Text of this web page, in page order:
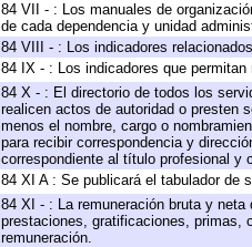
84 VII - : Los manuales de
de cada dependencia y unidad
84 VIII - : Los indicadores
84 IX - : Los indicadores que
84 X - : El directorio de todos los
realicen actos de autoridad o presten
menos el nombre, cargo o
para recibir correspondencia y
correspondiente al título profesional y
84 XI A : Se publicará el tabulador de
84 XI - : La remuneración bruta y
prestaciones, gratificaciones, primas,
remuneración.